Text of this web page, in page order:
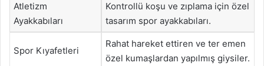
Atletizm
Ayakkabıları
Kontrollü koşu ve zıplama için özel
tasarım spor ayakkabıları.
Spor Kıyafetleri
Rahat hareket ettiren ve ter emen
özel kumaşlardan yapılmış giysiler.